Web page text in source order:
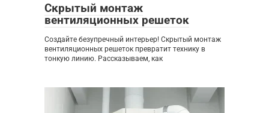
Скрытый монтаж
вентиляционных решеток
Создайте безупречный интерьер! Скрытый монтаж
вентиляционных решеток превратит технику в
тонкую линию. Рассказываем, как